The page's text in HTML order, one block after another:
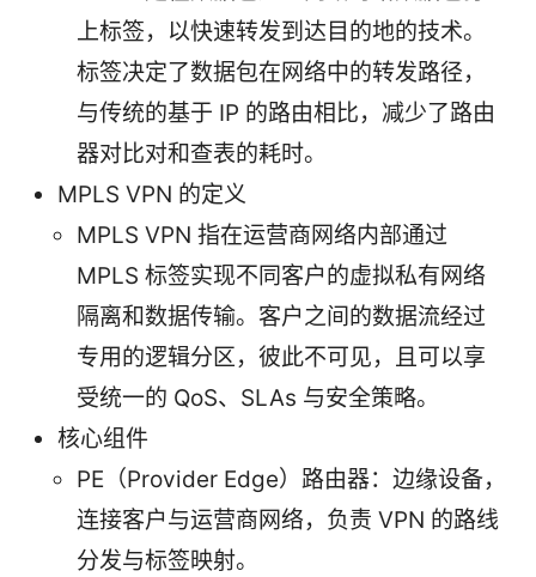
上标签，以快速转发到达目的地的技术。
标签决定了数据包在网络中的转发路径，
与传统的基于 IP 的路由相比，减少了路由
器对比对和查表的耗时。
MPLS VPN 的定义
MPLS VPN 指在运营商网络内部通过
MPLS 标签实现不同客户的虚拟私有网络
隔离和数据传输。客户之间的数据流经过
专用的逻辑分区，彼此不可见，且可以享
受统一的 QoS、SLAs 与安全策略。
核心组件
PE（Provider Edge）路由器：边缘设备，
连接客户与运营商网络，负责 VPN 的路线
分发与标签映射。